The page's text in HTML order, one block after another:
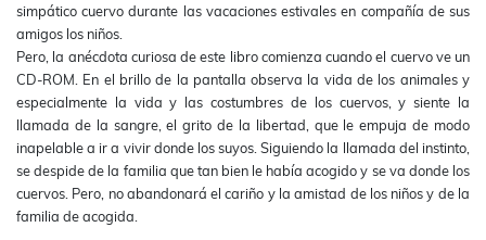
simpático cuervo durante las vacaciones estivales en compañía de sus
amigos los niños.
Pero, la anécdota curiosa de este libro comienza cuando el cuervo ve un
CD-ROM. En el brillo de la pantalla observa la vida de los animales y
especialmente la vida y las costumbres de los cuervos, y siente la
llamada de la sangre, el grito de la libertad, que le empuja de modo
inapelable a ir a vivir donde los suyos. Siguiendo la llamada del instinto,
se despide de la familia que tan bien le había acogido y se va donde los
cuervos. Pero, no abandonará el cariño y la amistad de los niños y de la
familia de acogida.